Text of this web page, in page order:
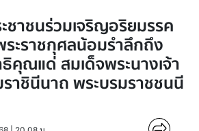
ชาชนร่วมเจริญอริยมรรค
ระราชกุศลน้อมรำลึกถึง
คุณแด่ สมเด็จพระนางเจ้า
าชินีนาถ พระบรมราชชนนี